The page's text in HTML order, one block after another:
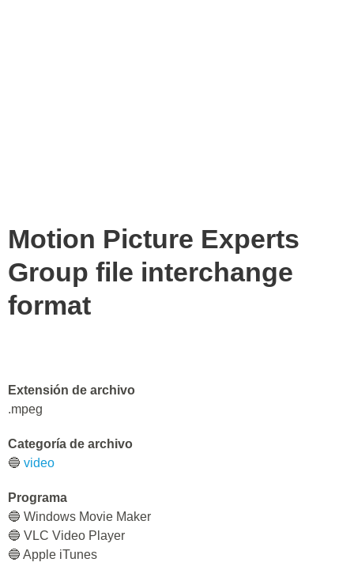
Motion Picture Experts
Group file interchange
format
Extensión de archivo
.mpeg
Categoría de archivo
🔵 video
Programa
🔵 Windows Movie Maker
🔵 VLC Video Player
🔵 Apple iTunes